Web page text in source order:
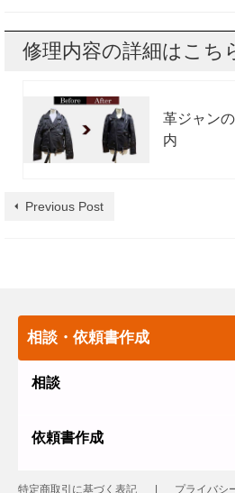
修理内容の詳細はこち
革ジャン
内
Previous Post
相談・依頼書作成
相談
依頼書作成
特定商取引に基づく表記 プライバシ